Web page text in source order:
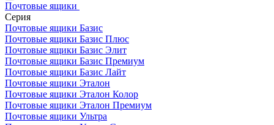
Почтовые ящики
Серия
Почтовые ящики Базис
Почтовые ящики Базис Плюс
Почтовые ящики Базис Элит
Почтовые ящики Базис Премиум
Почтовые ящики Базис Лайт
Почтовые ящики Эталон
Почтовые ящики Эталон Колор
Почтовые ящики Эталон Премиум
Почтовые ящики Ультра